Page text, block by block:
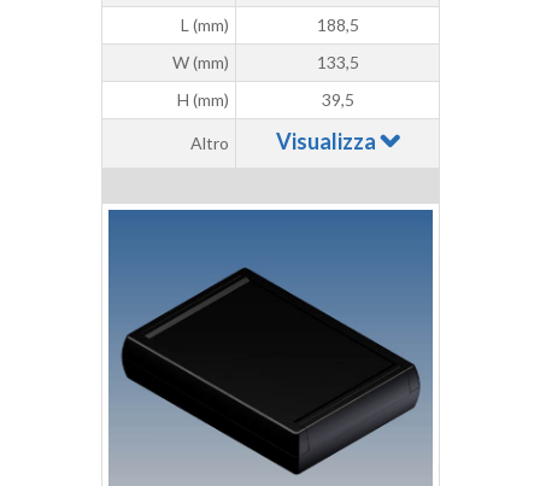
L (mm)
188,5
W (mm)
133,5
H (mm)
39,5
Altro Visualizza